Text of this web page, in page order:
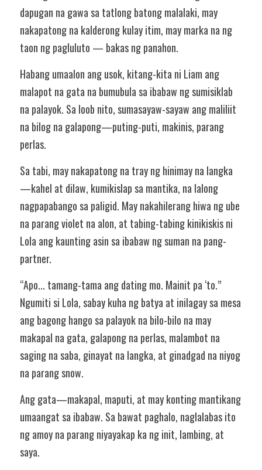
dapugan na gawa sa tatlong batong malalaki, may
nakapatong na kalderong kulay itim, may marka na ng
taon ng pagluluto — bakas ng panahon.
Habang umaalon ang usok, kitang-kita ni Liam ang
malapot na gata na bumubula sa ibabaw ng sumisiklab
na palayok. Sa loob nito, sumasayaw-sayaw ang maliliit
na bilog na galapong—puting-puti, makinis, parang
perlas.
Sa tabi, may nakapatong na tray ng hinimay na langka
—kahel at dilaw, kumikislap sa mantika, na lalong
nagpapabango sa paligid. May nakahilerang hiwa ng ube
na parang violet na alon, at tabing-tabing kinikiskis ni
Lola ang kaunting asin sa ibabaw ng suman na pang-
partner.
“Apo... tamang-tama ang dating mo. Mainit pa ‘to.”
Ngumiti si Lola, sabay kuha ng batya at inilagay sa mesa
ang bagong hango sa palayok na bilo-bilo na may
makapal na gata, galapong na perlas, malambot na
saging na saba, ginayat na langka, at ginadgad na niyog
na parang snow.
Ang gata—makapal, maputi, at may konting mantikang
umaangat sa ibabaw. Sa bawat paghalo, naglalabas ito
ng amoy na parang niyayakap ka ng init, lambing, at
saya.